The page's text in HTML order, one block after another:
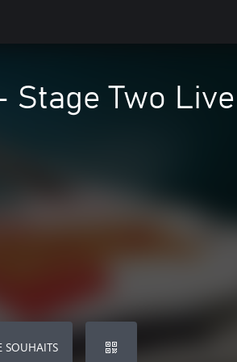
Stage Two
SOUHAITS